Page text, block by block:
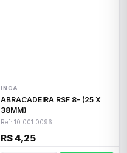
INCA
ABRACADEIRA RSF 8- (25 X
38MM)
Ref: 10.001.0096
R$ 4,25